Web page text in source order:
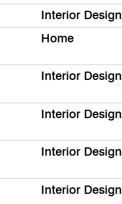
Interior Design
Home
Interior Design
Interior Design
Interior Design
Interior Design